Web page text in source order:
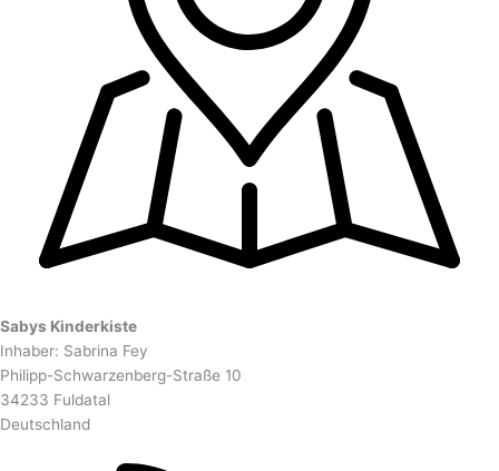
Sabys Kinderkiste
Inhaber: Sabrina Fey
Philipp-Schwarzenberg-Straße 10
34233 Fuldatal
Deutschland